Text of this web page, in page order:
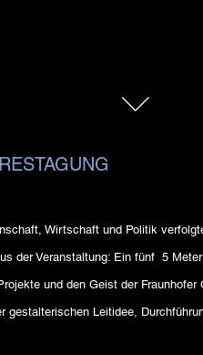
Wirtschaft und Politik
der Veranstaltung: Ein fünf 5
und den Geist der Fraunhofer
gestalterischen Leitidee,